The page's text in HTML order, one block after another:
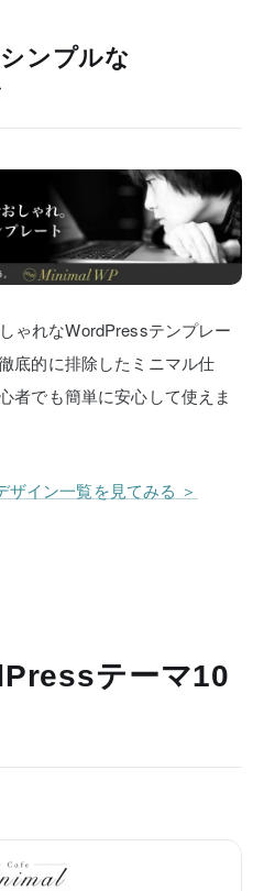
ンプルな
ゃれなWordPressテンプレー
底的に排除したミニマル仕
者でも簡単に安心して使えま
イン一覧を見てみる ＞
テーマ10